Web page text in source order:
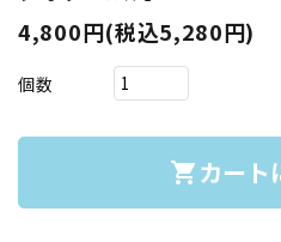
4,800円(税込5,280円)
個数
shopping_cart カート